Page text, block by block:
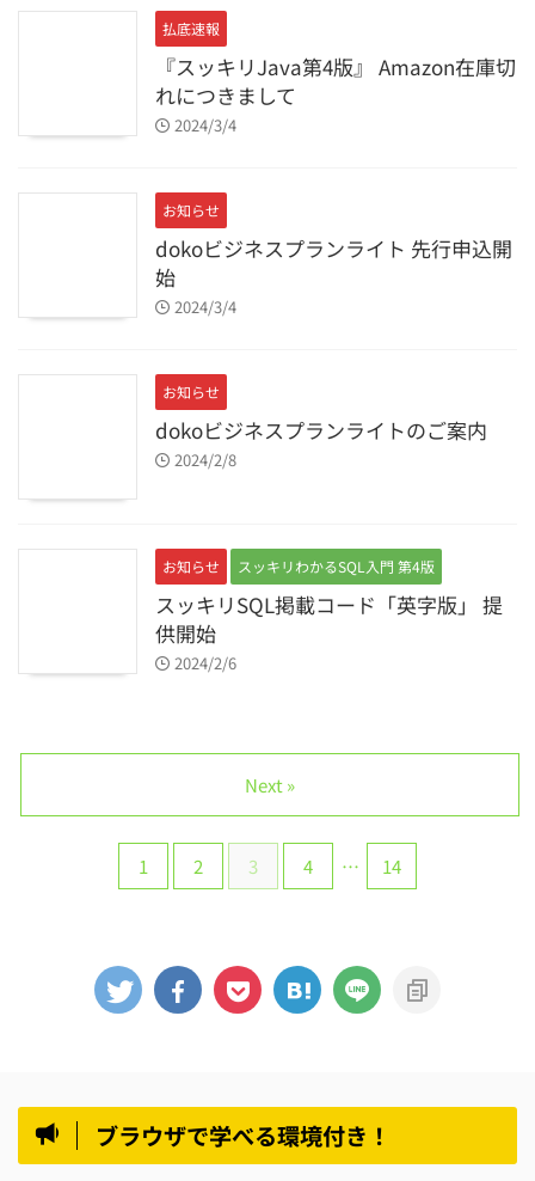
払底速報
『スッキリJava第4版』 Amazon在庫切
れにつきまして
2024/3/4
お知らせ
dokoビジネスプランライト 先行申込開
始
2024/3/4
お知らせ
dokoビジネスプランライトのご案内
2024/2/8
お知らせ スッキリわかるSQL入門 第4版
スッキリSQL掲載コード「英字版」 提
供開始
2024/2/6
1 2 3 4 … 14
Next »
ブラウザで学べる環境付き！